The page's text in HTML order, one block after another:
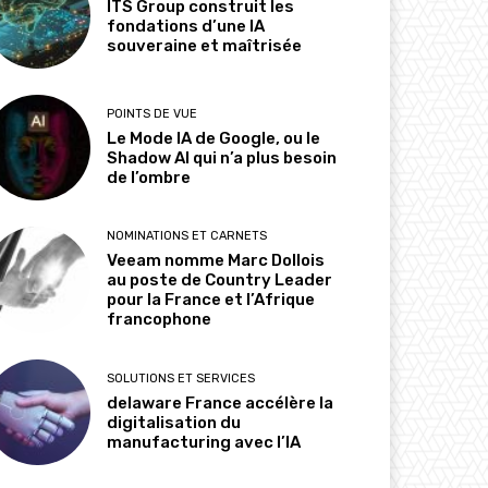
ITS Group construit les
fondations d’une IA
souveraine et maîtrisée
POINTS DE VUE
Le Mode IA de Google, ou le
Shadow AI qui n’a plus besoin
de l’ombre
NOMINATIONS ET CARNETS
Veeam nomme Marc Dollois
au poste de Country Leader
pour la France et l’Afrique
francophone
SOLUTIONS ET SERVICES
delaware France accélère la
digitalisation du
manufacturing avec l’IA